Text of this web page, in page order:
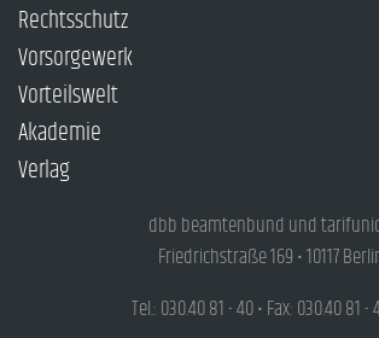
Rechtsschutz
Vorsorgewerk
Vorteilswelt
Akademie
Verlag
dbb beamtenbund und
Friedrichstraße 169 • 10117
Tel.: 030.40 81 - 40 • Fax: 030.40 81 -